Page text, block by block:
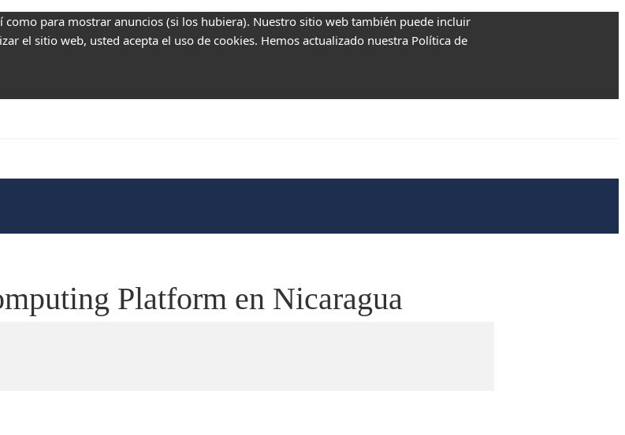
para mostrar anuncios (si los hubiera). Nuestro sitio web también puede incluir
el sitio web, usted acepta el uso de cookies. Hemos actualizado nuestra Política de
Platform en Nicaragua